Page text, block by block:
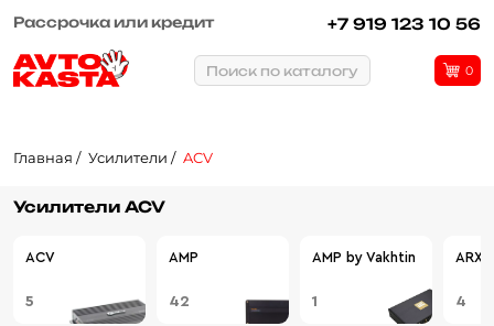
Рассрочка или кредит +7 919 123 10 56
Поиск по каталогу 0
Главная Усилители ACV
Усилители ACV
ACV
5
AMP
42
AMP by Vakhtin
1 4